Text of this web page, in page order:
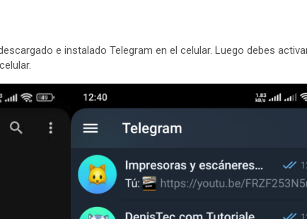
e instalado Telegram en el celular. Luego debes